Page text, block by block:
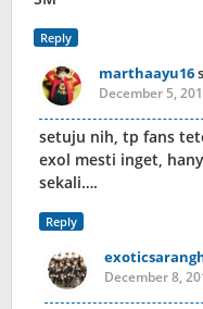
Reply
marthaayu16
December 5,
setuju nih, tp fans
exol mesti inget,
sekali….
Reply
December 8,